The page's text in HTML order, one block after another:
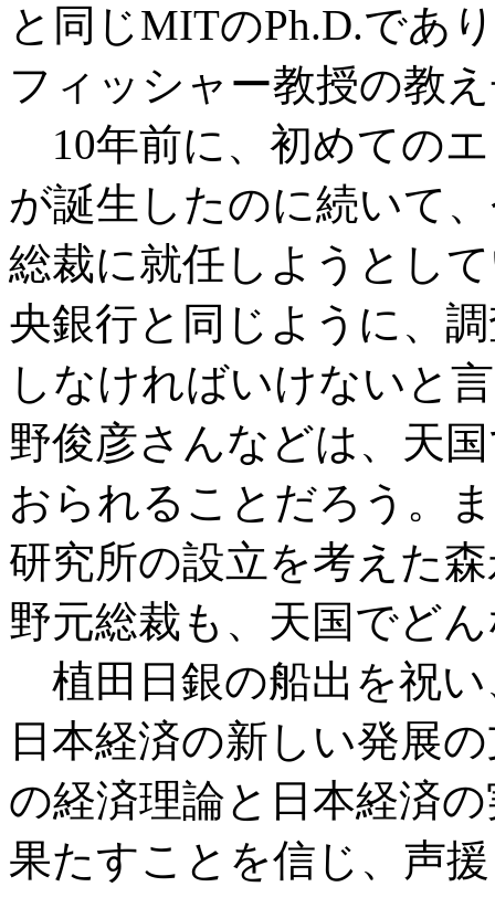
と同じMITのPh.D.であ
フィッシャー教授の教
10年前に、初めての
が誕生したのに続いて
総裁に就任しようとし
央銀行と同じように、
しなければいけないと
野俊彦さんなどは、天
おられることだろう。
研究所の設立を考えた
野元総裁も、天国でど
植田日銀の船出を祝い
日本経済の新しい発展
の経済理論と日本経済
果たすことを信じ、声